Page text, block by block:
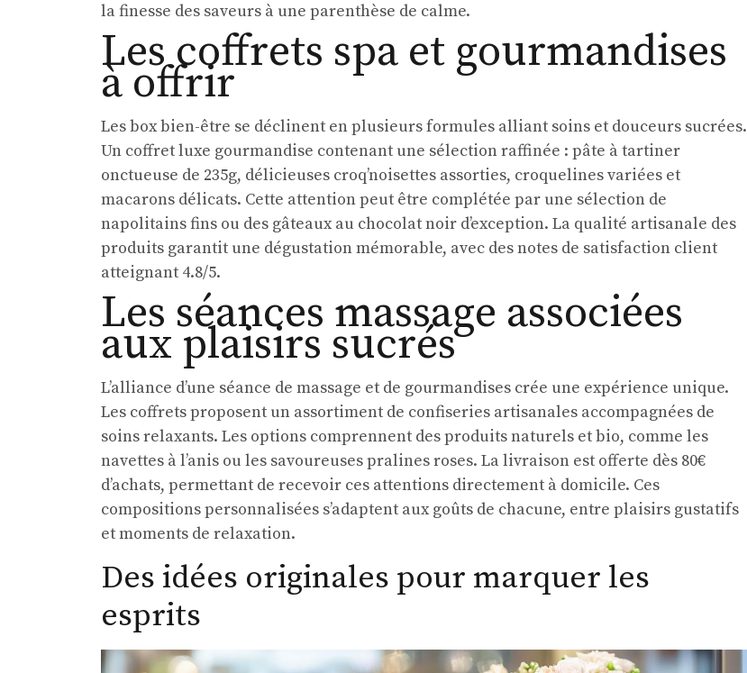
la finesse des saveurs à une parenthèse de calme.
Les coffrets spa et gourmandises
à offrir
Les box bien-être se déclinent en plusieurs formules alliant soins et douceurs sucrées.
Un coffret luxe gourmandise contenant une sélection raffinée : pâte à tartiner
onctueuse de 235g, délicieuses croq’noisettes assorties, croquelines variées et
macarons délicats. Cette attention peut être complétée par une sélection de
napolitains fins ou des gâteaux au chocolat noir d’exception. La qualité artisanale des
produits garantit une dégustation mémorable, avec des notes de satisfaction client
atteignant 4.8/5.
Les séances massage associées
aux plaisirs sucrés
L’alliance d’une séance de massage et de gourmandises crée une expérience unique.
Les coffrets proposent un assortiment de confiseries artisanales accompagnées de
soins relaxants. Les options comprennent des produits naturels et bio, comme les
navettes à l’anis ou les savoureuses pralines roses. La livraison est offerte dès 80€
d’achats, permettant de recevoir ces attentions directement à domicile. Ces
compositions personnalisées s’adaptent aux goûts de chacune, entre plaisirs gustatifs
et moments de relaxation.
Des idées originales pour marquer les
esprits